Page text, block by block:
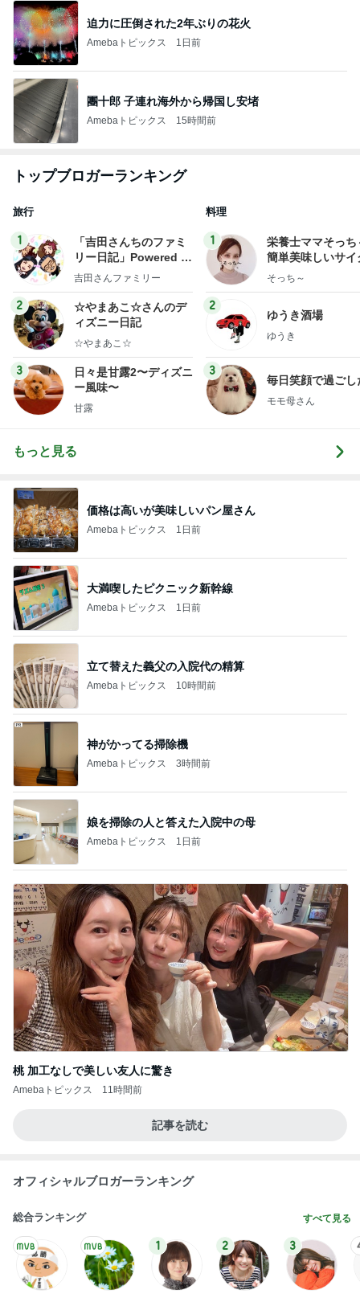
迫力に圧倒された2年ぶりの花火
Amebaトピックス 1日前
團十郎 子連れ海外から帰国し安堵
Amebaトピックス 15時間前
トップブロガーランキング
旅行
1
「吉田さんちのファミ
リー日記」Powered b
y Ameba 吉田さんファ
ログ
吉田さんファミリー
2
☆やまあこ☆さんのデ
ィズニー日記
☆やまあこ☆
3
日々是甘露2〜ディズニ
ー風味〜
甘露
料理
1
栄養士ママそっち
簡単美味しいサイ
献立
そっち～
2
ゆうき酒場
ゆうき
3
毎日笑顔で過ごし
モモ母さん
もっと見る
価格は高いが美味しいパン屋さん
Amebaトピックス 1日前
大満喫したピクニック新幹線
Amebaトピックス 1日前
立て替えた義父の入院代の精算
Amebaトピックス 10時間前
神がかってる掃除機
Amebaトピックス 3時間前
娘を掃除の人と答えた入院中の母
Amebaトピックス 1日前
桃 加工なしで美しい友人に驚き
Amebaトピックス 11時間前
記事を読む
オフィシャルブロガーランキング
総合ランキング すべて見る
1 2 3